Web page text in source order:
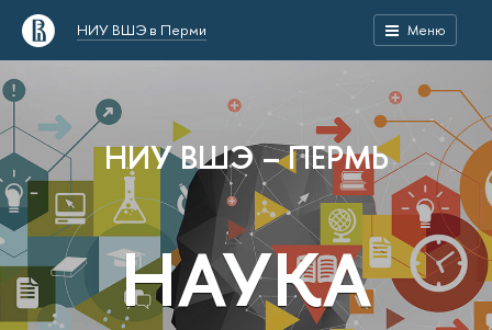
НИУ ВШЭ в Перми Меню
НИУ ВШЭ – ПЕРМЬ
НАУКА